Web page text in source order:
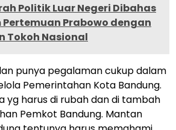
Politik Luar Negeri Dibahas
Prabowo dengan
Tokoh Nasional
punya pegalaman cukup dalam
Pemerintahan Kota Bandung.
yg harus di rubah dan di tambah
Pemkot Bandung. Mantan